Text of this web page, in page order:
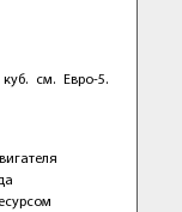
см. Евро-5.